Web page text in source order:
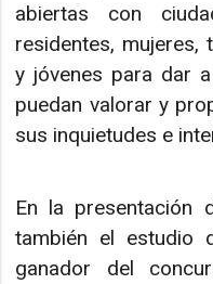
abiertas con
residentes, mujeres,
y jóvenes para dar
puedan valorar y
sus inquietudes e
En la presentación
también el estudio
ganador del